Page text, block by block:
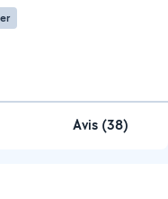
Avis (38)